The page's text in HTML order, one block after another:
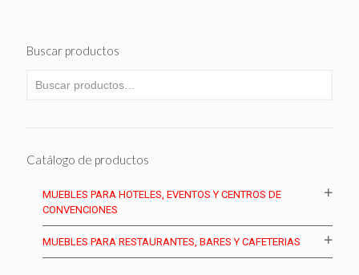
Buscar productos
Catálogo de productos
MUEBLES PARA HOTELES, EVENTOS Y CENTROS DE
CONVENCIONES
MUEBLES PARA RESTAURANTES, BARES Y CAFETERIAS